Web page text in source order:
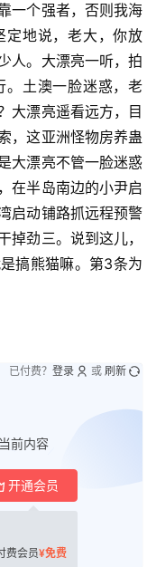
一个强者，否则我海
定地说，老大，你放
人。大漂亮一听，拍
。土澳一脸迷惑，老
大漂亮遥看远方，目
，这亚洲怪物房养蛊
大漂亮不管一脸迷惑
在半岛南边的小尹启
启动铺路抓远程预警
掉劲三。说到这儿，
搞熊猫嘛。第3条为
前内容
开通会员
费会员¥免费
已付费？ 登录 或 刷新